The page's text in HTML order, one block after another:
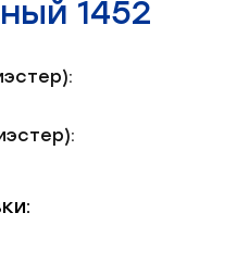
оборудования
1452